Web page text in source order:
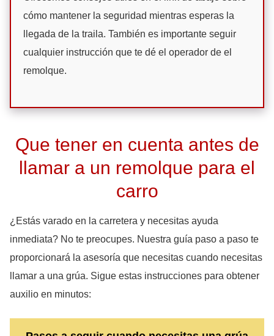
cómo mantener la seguridad mientras esperas la
llegada de la traila. También es importante seguir
cualquier instrucción que te dé el operador de el
remolque.
Que tener en cuenta antes de
llamar a un remolque para el
carro
¿Estás varado en la carretera y necesitas ayuda
inmediata? No te preocupes. Nuestra guía paso a paso te
proporcionará la asesoría que necesitas cuando necesitas
llamar a una grúa. Sigue estas instrucciones para obtener
auxilio en minutos: